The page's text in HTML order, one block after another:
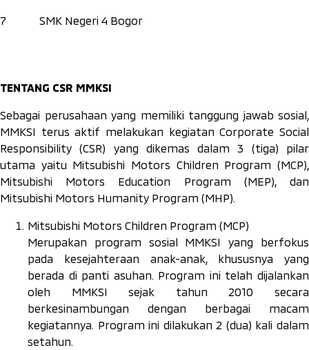
7 SMK Negeri 4 Bogor
TENTANG CSR MMKSI
Sebagai perusahaan yang memiliki tanggung jawab sosial,
MMKSI terus aktif melakukan kegiatanCorporate Social
Responsibility (CSR) yang dikemas dalam 3 (tiga) pilar
utama yaitu Mitsubishi Motors Children Program (MCP),
Mitsubishi Motors Education Program (MEP), dan
Mitsubishi Motors Humanity Program (MHP).
Mitsubishi Motors Children Program (MCP)
Merupakan program sosial MMKSI yang berfokus
pada kesejahteraan anak-anak, khususnya yang
berada di panti asuhan. Program ini telah dijalankan
oleh MMKSI sejak tahun 2010 secara
berkesinambungan dengan berbagai macam
kegiatannya. Program ini dilakukan 2 (dua) kali dalam
setahun.